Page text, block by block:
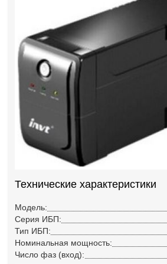
Технические характеристики
Модель:
Серия ИБП:
Тип ИБП:
Номинальная мощность:
Число фаз (вход):